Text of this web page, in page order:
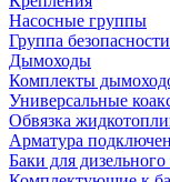
Насосные группы
Группа
Дымоходы
Комплекты
Универсальные
Обвязка
Арматура
Баки для